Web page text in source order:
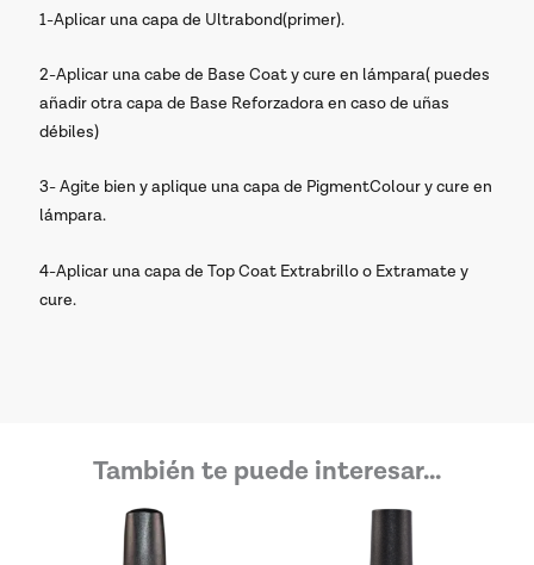
1-Aplicar una capa de Ultrabond(primer).
2-Aplicar una cabe de Base Coat y cure en lámpara( puedes
añadir otra capa de Base Reforzadora en caso de uñas
débiles)
3- Agite bien y aplique una capa de PigmentColour y cure en
lámpara.
4-Aplicar una capa de Top Coat Extrabrillo o Extramate y
cure.
También te puede interesar...